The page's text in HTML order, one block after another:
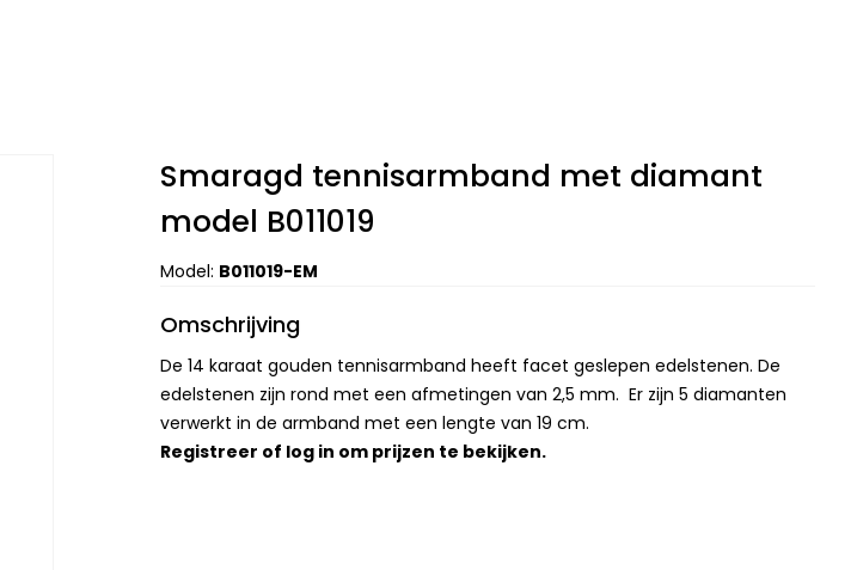
Smaragd tennisarmband met diamant
model B011019
Model: B011019-EM
Omschrijving
De 14 karaat gouden tennisarmband heeft facet geslepen edelstenen. De
edelstenen zijn rond met een afmetingen van 2,5 mm. Er zijn 5 diamanten
verwerkt in de armband met een lengte van 19 cm.
Registreer of log in om prijzen te bekijken.